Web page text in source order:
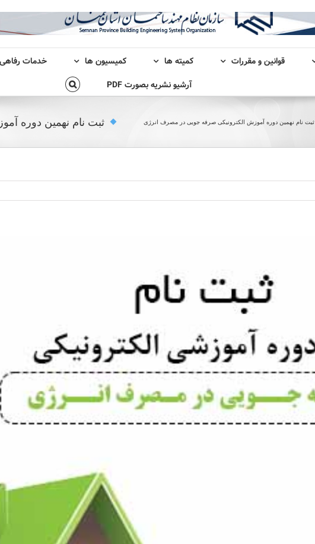
قوانین و مقررات کمیته ها کمیسیون ها خدمات رفاهی
آرشیو نشریه بصورت PDF
ثبت نام نهمین دوره ثبت نام نهمین دوره آموزش الکترونیکی صرفه جویی در مصرف انرژی